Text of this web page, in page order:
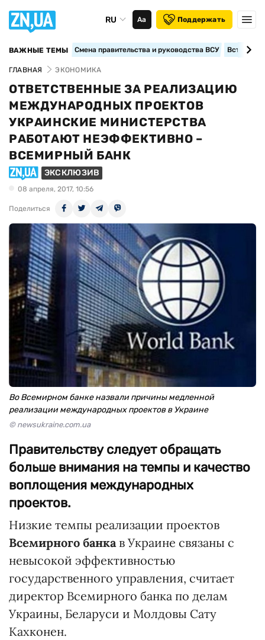
RU Аа Поддержать
ВАЖНЫЕ ТЕМЫ Смена правительства и руководства ВСУ
ГЛАВНАЯ ЭКОНОМИКА
ОТВЕТСТВЕННЫЕ ЗА РЕАЛИЗАЦИЮ
МЕЖДУНАРОДНЫХ ПРОЕКТОВ
УКРАИНСКИЕ МИНИСТЕРСТВА
РАБОТАЮТ НЕЭФФЕКТИВНО –
ВСЕМИРНЫЙ БАНК
ЭКСКЛЮЗИВ
08 апреля, 2017, 10:56
Поделиться
Во Всемирном банке назвали причины медленной
реализации международных проектов в Украине
© newsukraine.com.ua
Правительству следует обращать
больше внимания на темпы и качество
воплощения международных
проектов.
Низкие темпы реализации проектов
Всемирного банкав Украине связаны с
невысокой эффективностью
государственного управления, считает
директор Всемирного банка по делам
Украины, Беларуси и Молдовы Сату
Кахконен.